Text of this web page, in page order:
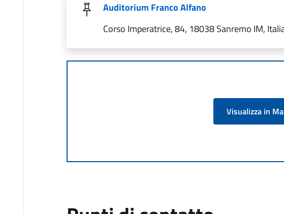
Auditorium Franco Alfano
Corso Imperatrice, 84, 18038 Sanremo IM,
Visualizza in